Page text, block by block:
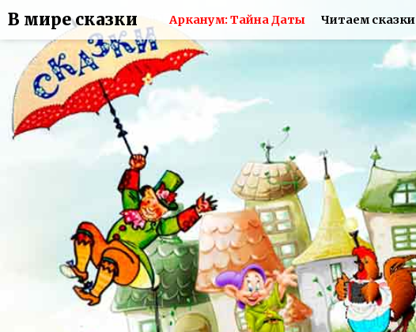
В мире сказки Арканум: Тайна Даты Читаем сказки